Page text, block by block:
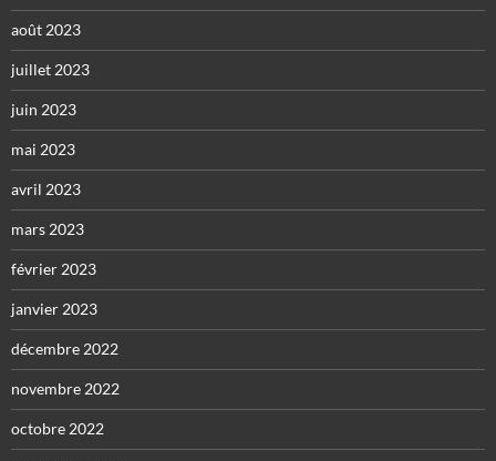
août 2023
juillet 2023
juin 2023
mai 2023
avril 2023
mars 2023
février 2023
janvier 2023
décembre 2022
novembre 2022
octobre 2022